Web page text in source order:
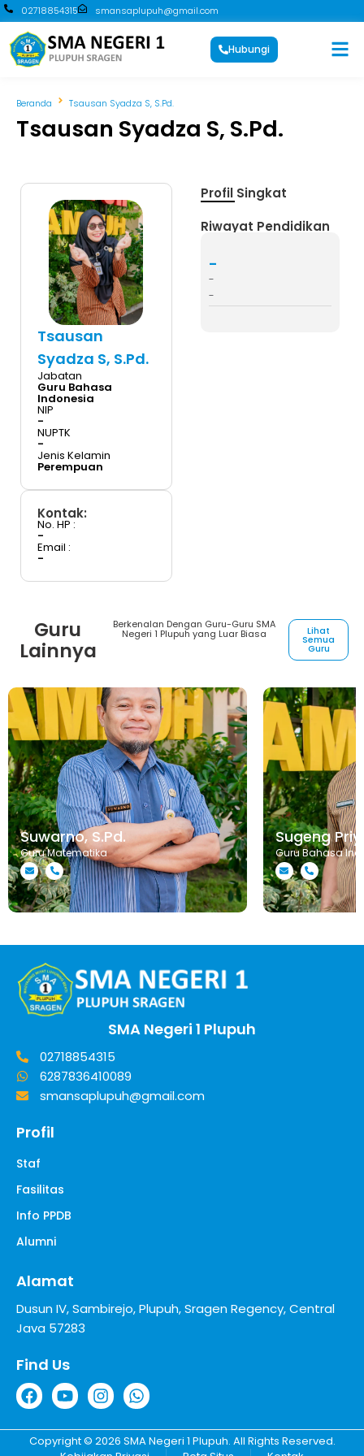
02718854315 smansaplupuh@gmail.com
Hubungi
Beranda Tsausan Syadza S, S.Pd.
Tsausan Syadza S, S.Pd.
Tsausan
Syadza S, S.Pd.
Jabatan
Guru Bahasa
Indonesia
NIP
-
NUPTK
-
Jenis Kelamin
Perempuan
Kontak:
No. HP :
-
Email :
-
Profil Singkat
Riwayat Pendidikan
-
-
-
Guru
Lainnya
Berkenalan Dengan Guru-Guru SMA
Negeri 1 Plupuh yang Luar Biasa Lihat
Semua
Guru
Suwarno, S.Pd.
Guru Matematika
Sugeng
Guru Bahasa
SMA Negeri 1 Plupuh
02718854315
6287836410089
smansaplupuh@gmail.com
Profil
Staf
Fasilitas
Info PPDB
Alumni
Alamat
Dusun IV, Sambirejo, Plupuh, Sragen Regency, Central
Java 57283
Find Us
Copyright © 2026 SMA Negeri 1 Plupuh. All Rights Reserved.